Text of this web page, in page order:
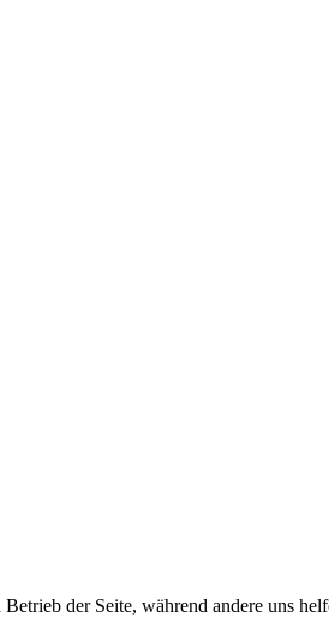
der Seite, während andere uns